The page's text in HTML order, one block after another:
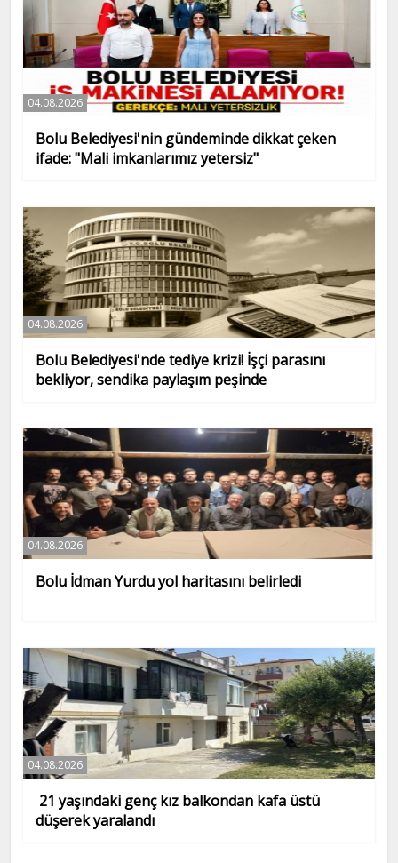
04.08.2026
Bolu Belediyesi'nin gündeminde dikkat çeken
ifade: "Mali imkanlarımız yetersiz"
04.08.2026
Bolu Belediyesi'nde tediye krizi! İşçi parasını
bekliyor, sendika paylaşım peşinde
04.08.2026
Bolu İdman Yurdu yol haritasını belirledi
04.08.2026
21 yaşındaki genç kız balkondan kafa üstü
düşerek yaralandı